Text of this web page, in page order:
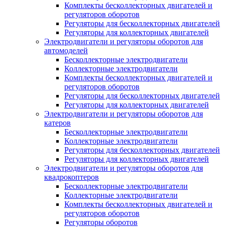
Комплекты бесколлекторных двигателей и
регуляторов оборотов
Регуляторы для бесколлекторных двигателей
Регуляторы для коллекторных двигателей
Электродвигатели и регуляторы оборотов для
автомоделей
Бесколлекторные электродвигатели
Коллекторные электродвигатели
Комплекты бесколлекторных двигателей и
регуляторов оборотов
Регуляторы для бесколлекторных двигателей
Регуляторы для коллекторных двигателей
Электродвигатели и регуляторы оборотов для
катеров
Бесколлекторные электродвигатели
Коллекторные электродвигатели
Регуляторы для бесколлекторных двигателей
Регуляторы для коллекторных двигателей
Электродвигатели и регуляторы оборотов для
квадрокоптеров
Бесколлекторные электродвигатели
Коллекторные электродвигатели
Комплекты бесколлекторных двигателей и
регуляторов оборотов
Регуляторы оборотов